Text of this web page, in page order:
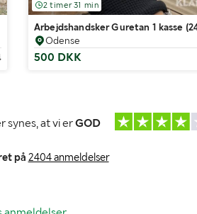
2 timer 31 min
Arbejdshandsker Guretan 1 kasse
Odense
500 DKK
synes, at vi erGOD
på 2404 anmeldelser